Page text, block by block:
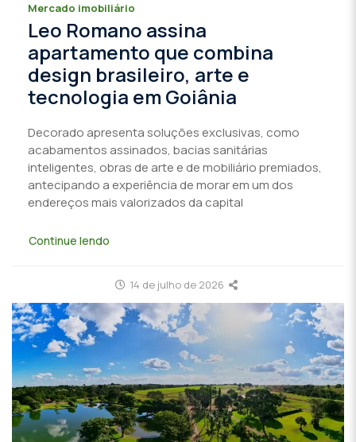
Mercado imobiliário
Leo Romano assina
apartamento que combina
design brasileiro, arte e
tecnologia em Goiânia
Decorado apresenta soluções exclusivas, como
acabamentos assinados, bacias sanitárias
inteligentes, obras de arte e de mobiliário premiados,
antecipando a experiência de morar em um dos
endereços mais valorizados da capital
Continue lendo
14 de julho de 2026